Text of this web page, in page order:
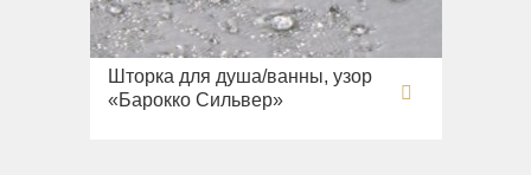
Шторка для душа/ванны, узор
«Барокко Сильвер»